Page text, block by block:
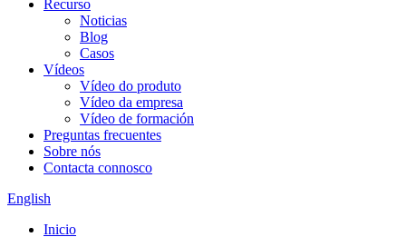
Recurso
Noticias
Blog
Casos
Vídeos
Vídeo do produto
Vídeo da empresa
Vídeo de formación
Preguntas frecuentes
Sobre nós
Contacta connosco
English
Inicio